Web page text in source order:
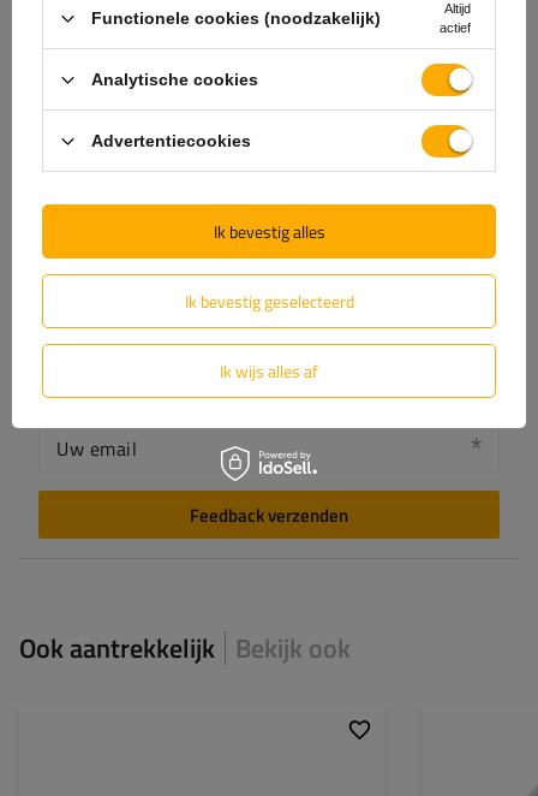
5/5
De inhoud van uw beoordeling
Voeg je eigen productfoto toe:
Uw email
Feedback verzenden
Ook aantrekkelijk Bekijk ook
Functionele cookies (noodzakelijk)
Altijd
actief
Analytische cookies
Advertentiecookies
Ik bevestig geselecteerd
Ik wijs alles af
Ik bevestig alles